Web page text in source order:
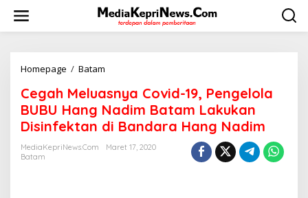
w
Homepage / Batam
g
a
h
M
e
Cegah Meluasnya Covid-19, Pengelola
BUBU Hang Nadim Batam Lakukan
Disinfektan di Bandara Hang Nadim
MediaKepriNews.com
Maret 17, 2020
Batam